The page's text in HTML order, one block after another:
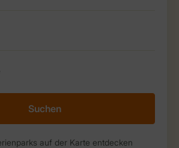
Suchen
auf der Karte entdecken